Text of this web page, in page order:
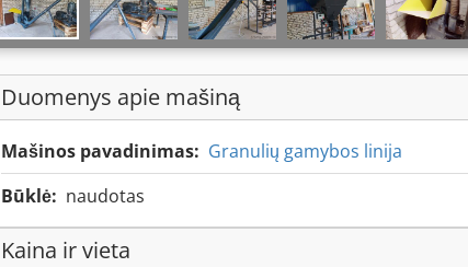
Duomenys apie mašiną
Mašinos pavadinimas: Granulių gamybos linija
Būklė: naudotas
Kaina ir vieta